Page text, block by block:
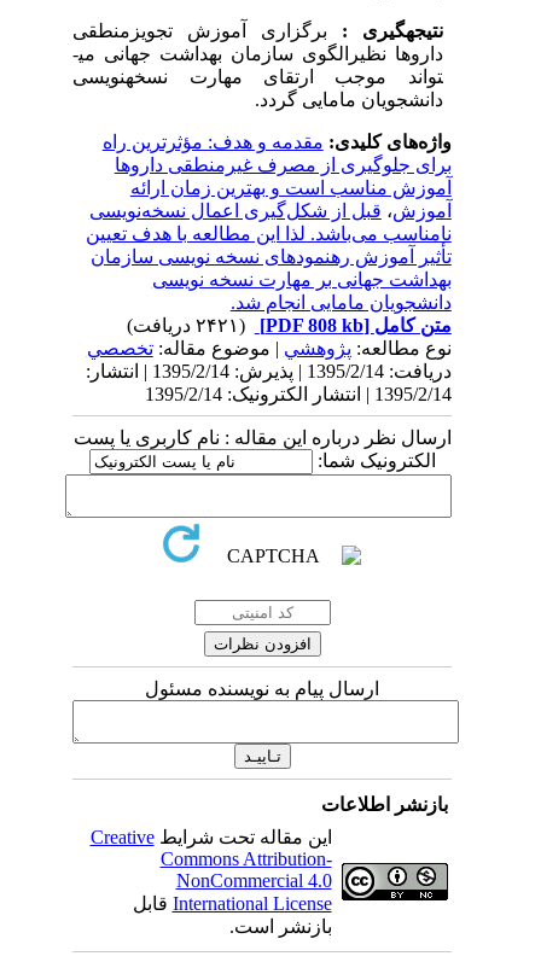
نتیجه­گیری :
برگزاری آموزش تجویزمنطقی
داروها نظیرالگوی سازمان بهداشت جهانی می­
تواند موجب ارتقای مهارت نسخه­نویسی
دانشجویان مامایی گردد.
واژه‌های کلیدی:مقدمه و هدف: مؤثرترین راه
برای جلوگیری از مصرف غیرمنطقی داروها
آموزش مناسب است و بهترین زمان ارائه
آموزش،قبل از شکل‌گیری اعمال نسخه‌نویسی
نامناسب می‌باشد. لذا این مطالعه‌ با هدف تعیین
تأثیر آموزش رهنمودهای نسخه نویسی سازمان
بهداشت جهانی بر مهارت نسخه نویسی
دانشجویان مامایی انجام شد.
متن کامل[PDF 808 kb]
نوع مطالعه:پژوهشي| موضوع مقاله:تخصصي
دریافت: 1395/2/14 | پذیرش: 1395/2/14 | انتشار:
1395/2/14 | انتشار الکترونیک: 1395/2/14
ارسال نظر درباره این مقاله : نام کاربری یا پست
الکترونیک شما:
ارسال پیام به نویسنده مسئول
بازنشر اطلاعات
این مقاله تحت شرایطCreative
Commons Attribution-
NonCommercial 4.0
International Licenseقابل
بازنشر است.